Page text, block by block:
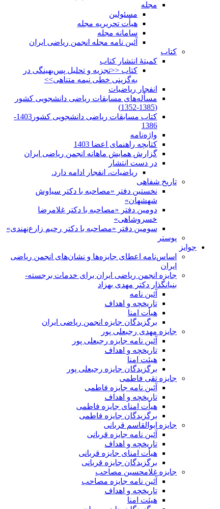
مجله
مسئولین
هیأت تحریریه مجله
سامانه مجله
آئین نامه مجله انجمن ریاضی ایران
کتاب
کمیتۀ انتشار کتاب
کتاب <<تجزیه و تحلیل پس‌بهینگی در
به‌گزینی خطی نیمه متناهی>>
انفجار ریاضیات
مسأله‌های مسابقات ریاضی دانشجویی کشور
(1385-1352)
کتاب مسابقات ریاضی دانشجویی کشور1403-
1386
واژه‌نامه
کتابچه راهنمای اعضا 1403
گزارش همایش ماهانه انجمن ریاضی ایران
در دست انتشار
ریاضیات، انفجار ادامه دارد.
تاریخ شفاهی
نخستین دفتر «مصاحبه با دکتر سیاوش
شهشهان»
دومین دفتر «مصاحبه با دکتر غلامرضا
خسروشاهی»
سومین دفتر «مصاحبه با دکتر رحیم زارع‌نهندی»
پوستر
جوایز
اساس‌نامه اعطای جایزه‌ها و نشان‌های انجمن ریاضی
ایران
جایزه انجمن ریاضی ایران برای خدمات برجسته-
بنیانگذار دکتر مهدی بهزاد
آئین نامه
تاریخچه و اهداف
هیأت امنا
برگزیدگان جایزه انجمن ریاضی ایران
جایزه مهدی رجبعلی پور
آئین نامه جایزه رجبعلی پور
تاریخچه و اهداف
هیئت امنا
برگزیدگان جایزه رجبعلی پور
جایزه تقی فاطمی
آئین نامه جایزه فاطمی
تاریخچه و اهداف
هیأت امنای جایزه فاطمی
برگزیدگان جایزه فاطمی
جایزه ابوالقاسم قربانی
آئین نامه جایزه قربانی
تاریخچه و اهداف
هیأت امنای جایزه قربانی
برگزیدگان جایزه قربانی
جایزه غلامحسین مصاحب
آئین نامه جایزه مصاحب
تاریخچه و اهداف
هیئت امنا